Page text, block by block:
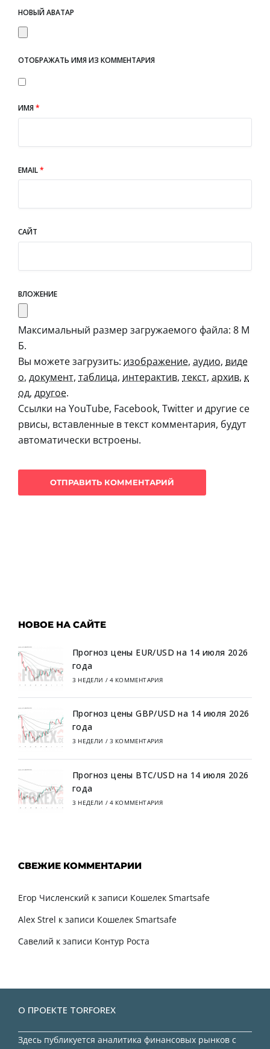
НОВЫЙ АВАТАР
ОТОБРАЖАТЬ ИМЯ ИЗ КОММЕНТАРИЯ
ИМЯ*
EMAIL*
САЙТ
ВЛОЖЕНИЕ
Максимальный размер загружаемого файла: 8 М
Б.
Вы можете загрузить: изображение, аудио, виде
о, документ, таблица, интерактив, текст, архив, к
од, другое.
Ссылки на YouTube, Facebook, Twitter и другие се
рвисы, вставленные в текст комментария, будут
автоматически встроены.
НОВОЕ НА САЙТЕ
Прогноз цены EUR/USD на 14 июля 2026
года
3 НЕДЕЛИ / 4 КОММЕНТАРИЯ
Прогноз цены GBP/USD на 14 июля 2026
года
3 НЕДЕЛИ / 3 КОММЕНТАРИЯ
Прогноз цены BTC/USD на 14 июля 2026
года
3 НЕДЕЛИ / 4 КОММЕНТАРИЯ
СВЕЖИЕ КОММЕНТАРИИ
Егор Численский к записи Кошелек Smartsafe
Alex Strel к записи Кошелек Smartsafe
Савелий к записи Контур Роста
О ПРОЕКТЕ TORFOREX
Здесь публикуется аналитика финансовых рынков с